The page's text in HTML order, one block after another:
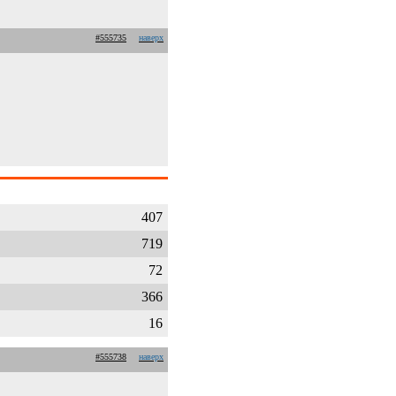
#555735 наверх
407
719
72
366
16
#555738 наверх